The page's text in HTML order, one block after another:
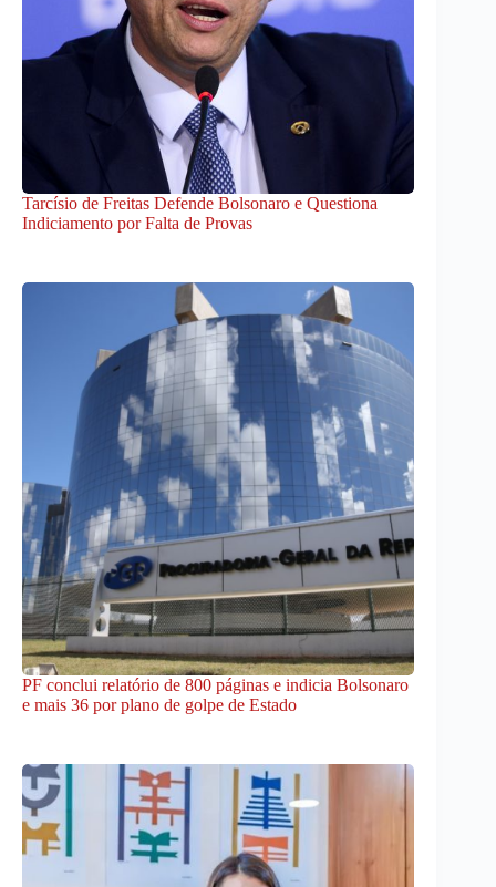
Tarcísio de Freitas Defende Bolsonaro e Questiona
Indiciamento por Falta de Provas
PF conclui relatório de 800 páginas e indicia Bolsonaro
e mais 36 por plano de golpe de Estado